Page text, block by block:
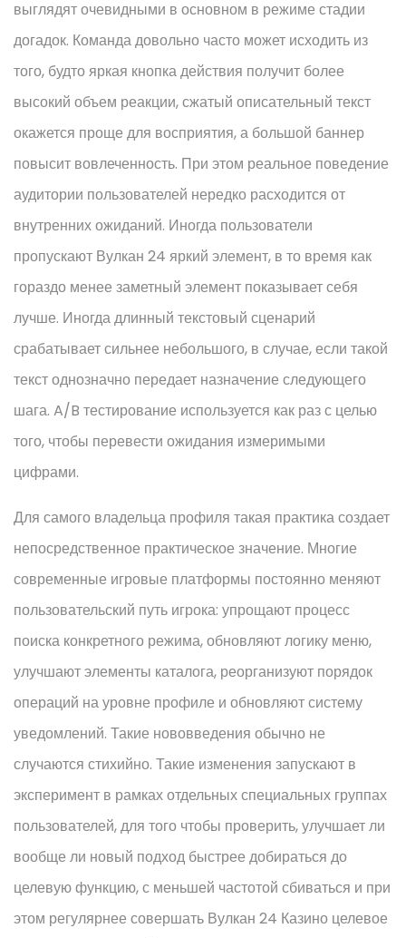
выглядят очевидными в основном в режиме стадии
догадок. Команда довольно часто может исходить из
того, будто яркая кнопка действия получит более
высокий объем реакции, сжатый описательный текст
окажется проще для восприятия, а большой баннер
повысит вовлеченность. При этом реальное поведение
аудитории пользователей нередко расходится от
внутренних ожиданий. Иногда пользователи
пропускают Вулкан 24 яркий элемент, в то время как
гораздо менее заметный элемент показывает себя
лучше. Иногда длинный текстовый сценарий
срабатывает сильнее небольшого, в случае, если такой
текст однозначно передает назначение следующего
шага. A/B тестирование используется как раз с целью
того, чтобы перевести ожидания измеримыми
цифрами.
Для самого владельца профиля такая практика создает
непосредственное практическое значение. Многие
современные игровые платформы постоянно меняют
пользовательский путь игрока: упрощают процесс
поиска конкретного режима, обновляют логику меню,
улучшают элементы каталога, реорганизуют порядок
операций на уровне профиле и обновляют систему
уведомлений. Такие нововведения обычно не
случаются стихийно. Такие изменения запускают в
эксперимент в рамках отдельных специальных группах
пользователей, для того чтобы проверить, улучшает ли
вообще ли новый подход быстрее добираться до
целевую функцию, с меньшей частотой сбиваться и при
этом регулярнее совершать Вулкан 24 Казино целевое